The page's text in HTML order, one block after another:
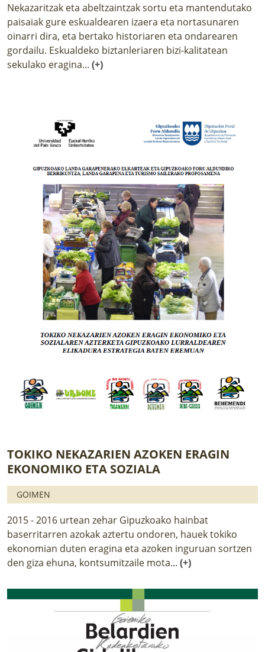
Nekazaritzak eta abeltzaintzak sortu eta mantendutako
paisaiak gure eskualdearen izaera eta nortasunaren
oinarri dira, eta bertako historiaren eta ondarearen
gordailu. Eskualdeko biztanleriaren bizi-kalitatean
sekulako eragina... (+)
TOKIKO NEKAZARIEN AZOKEN ERAGIN
EKONOMIKO ETA SOZIALA
GOIMEN
2015 - 2016 urtean zehar Gipuzkoako hainbat
baserritarren azokak aztertu ondoren, hauek tokiko
ekonomian duten eragina eta azoken inguruan sortzen
den giza ehuna, kontsumitzaile mota... (+)